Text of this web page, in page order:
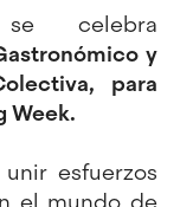
celebra
y
para
Week.
esfuerzos